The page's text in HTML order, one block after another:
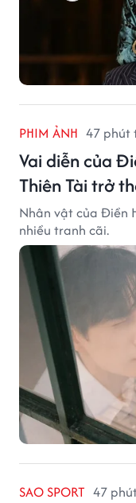
PHIM ẢNH 47 phút
Vai diễn của
Thiên Tài trở
Nhân vật của Điền
nhiều tranh cãi.
SAO SPORT 47